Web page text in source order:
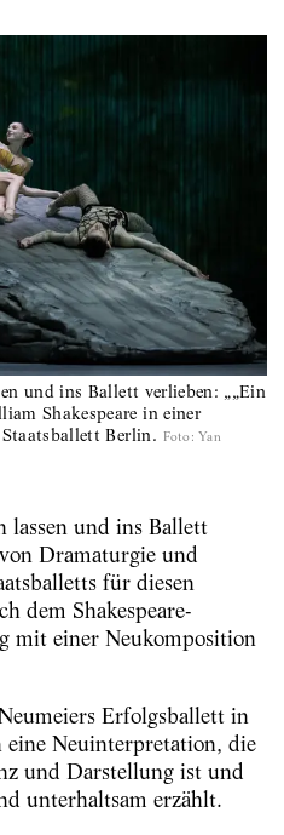
und ins Ballett verlieben: „„Ein
Shakespeare in einer
Berlin. Foto: Yan
lassen und ins Ballett
Dramaturgie und
für diesen
dem Shakespeare-
mit einer Neukomposition
Erfolgsballett in
Neuinterpretation, die
und Darstellung ist und
unterhaltsam erzählt.